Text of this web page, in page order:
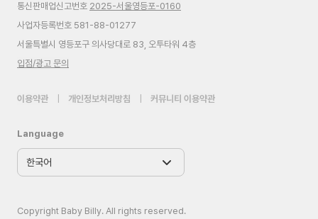
통신판매업신고번호 2025-서울영등포-0160
사업자등록번호 581-88-01277
서울특별시 영등포구 의사당대로 83, 오투타워 4층
입점/광고 문의
이용약관 개인정보처리방침 커뮤니티 이용약관
Language
Copyright Baby Billy. All rights reserved.